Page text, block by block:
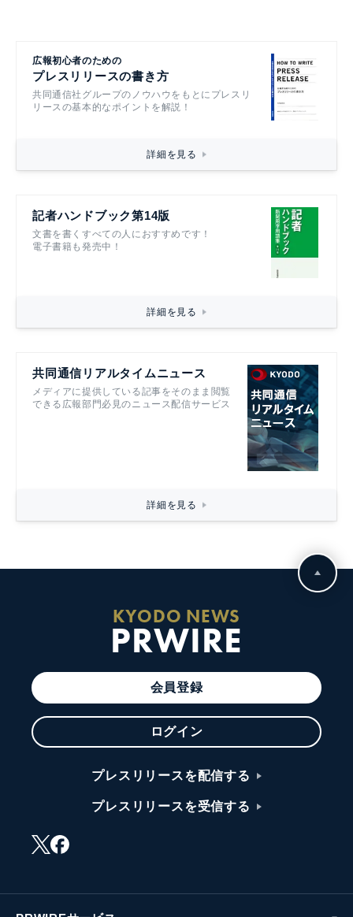
広報初心者のための
プレスリリースの書き方
共同通信社グループのノウハウをもとにプレスリ
リースの基本的なポイントを解説！
詳細を見る
記者ハンドブック第14版
文書を書くすべての人におすすめです！
電子書籍も発売中！
詳細を見る
共同通信リアルタイムニュース
メディアに提供している記事をそのまま閲覧
できる広報部門必見のニュース配信サービス
詳細を見る
KYODO NEWS
PRWIRE
会員登録
ログイン
プレスリリースを配信する
プレスリリースを受信する